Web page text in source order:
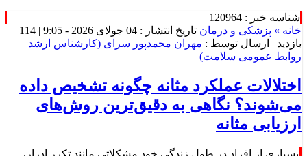
شناسه خبر : 120964
خانه » پزشکی و درمان تاریخ انتشار : 04 جولای 2026 - 9:05 |
114
بازدید | ارسال توسط : مهران محمدپور سرای (کارشناس ارشد
روابط عمومی سلامت)
اختلالات عملکرد مثانه چگونه تشخیص داده
می‌شوند؟ نگاهی به دقیق‌ترین روش‌های
ارزیابی مثانه
بسیاری از افراد در طول زندگی خود مشکلاتی مانند تکرر ادرار،